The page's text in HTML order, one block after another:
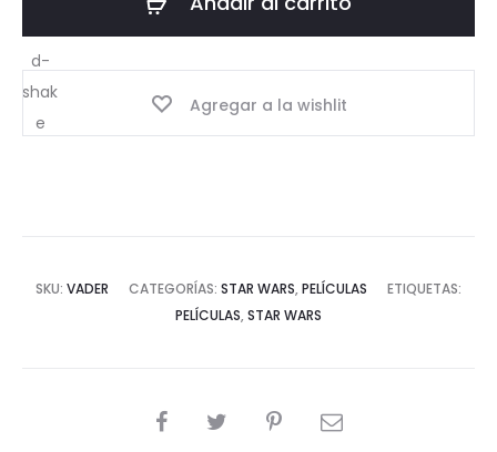
Agregar a la wishlit
SKU: VADER CATEGORÍAS: STAR WARS, PELÍCULAS
ETIQUETAS:
PELÍCULAS, STAR WARS
COMPARTIR